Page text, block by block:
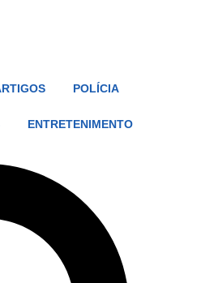
POLÍCIA
ENTRETENIMENTO